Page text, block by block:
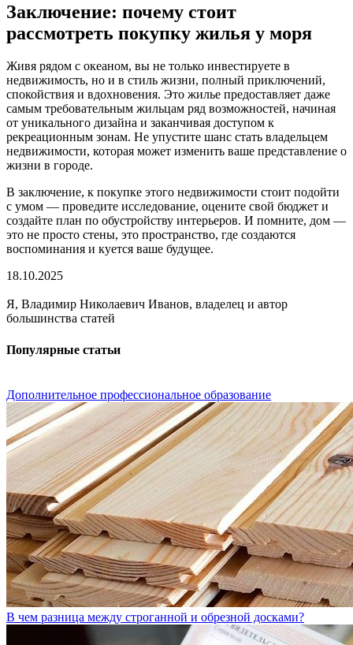
Заключение: почему стоит
рассмотреть покупку жилья у моря
Живя рядом с океаном, вы не только инвестируете в
недвижимость, но и в стиль жизни, полный приключений,
спокойствия и вдохновения. Это жилье предоставляет даже
самым требовательным жильцам ряд возможностей, начиная
от уникального дизайна и заканчивая доступом к
рекреационным зонам. Не упустите шанс стать владельцем
недвижимости, которая может изменить ваше представление о
жизни в городе.
В заключение, к покупке этого недвижимости стоит подойти
с умом — проведите исследование, оцените свой бюджет и
создайте план по обустройству интерьеров. И помните, дом —
это не просто стены, это пространство, где создаются
воспоминания и куется ваше будущее.
18.10.2025
Я, Владимир Николаевич Иванов, владелец и автор
большинства статей
Популярные статьи
Дополнительное профессиональное образование
В чем разница между строганной и обрезной досками?